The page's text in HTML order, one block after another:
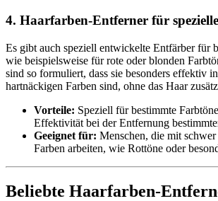
4. Haarfarben-Entferner für
Es gibt auch speziell entwickelte Entfärber für
wie beispielsweise für rote oder blonden
sind so formuliert, dass sie besonders effektiv
hartnäckigen Farben sind, ohne das Haar
Vorteile: Speziell für bestimmte
Effektivität bei der Entfernung
Geeignet für: Menschen, die mit
Farben arbeiten, wie Rottöne oder
Beliebte Haarfarben-